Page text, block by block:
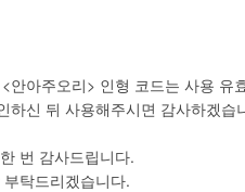
안아주오리> 인형 코드는 사용 유
하신 뒤 사용해주시면 감사하겠습
번 감사드립니다.
탁드리겠습니다.